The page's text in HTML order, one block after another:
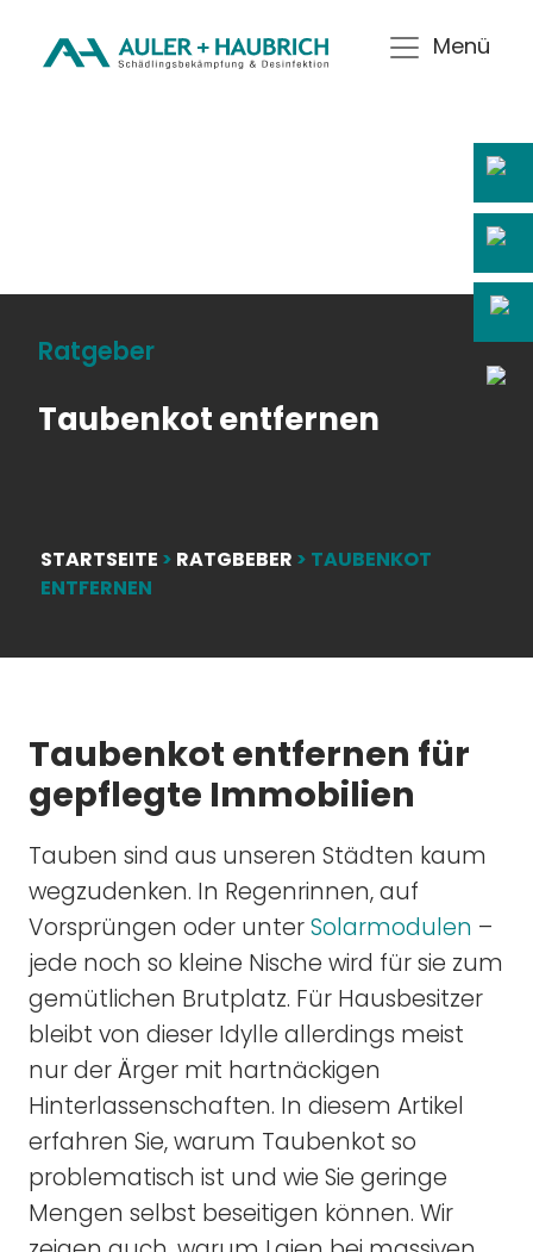
Menü
STARTSEITE > RATGBEBER > TAUBENKOT
ENTFERNEN
Ratgeber
Taubenkot entfernen
Taubenkot entfernen für
gepflegte Immobilien
Tauben sind aus unseren Städten kaum
wegzudenken. In Regenrinnen, auf
Vorsprüngen oder unterSolarmodulen –
jede noch so kleine Nische wird für sie zum
gemütlichen Brutplatz. Für Hausbesitzer
bleibt von dieser Idylle allerdings meist
nur der Ärger mit hartnäckigen
Hinterlassenschaften. In diesem Artikel
erfahren Sie, warum Taubenkot so
problematisch ist und wie Sie geringe
Mengen selbst beseitigen können. Wir